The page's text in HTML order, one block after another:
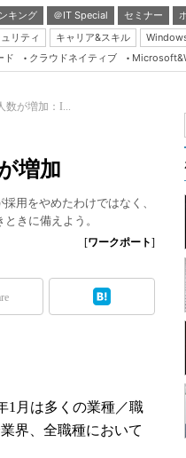
キング ＠IT Special セミナー
リティ キャリア&スキル
Server &
Database
Linux ＆ OSS
Master of IP
Security &
ド クラウドネイティブ
数が増加：I...
増加
用をやめたわけではなく、
きに備えよう。
[ワークポート]
1月は多くの業種／職
界、全職種において